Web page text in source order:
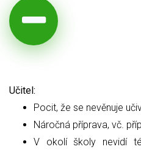
Učitel:
Pocit, že se nevěnuje
Náročná příprava, vč.
V okolí školy nevidí